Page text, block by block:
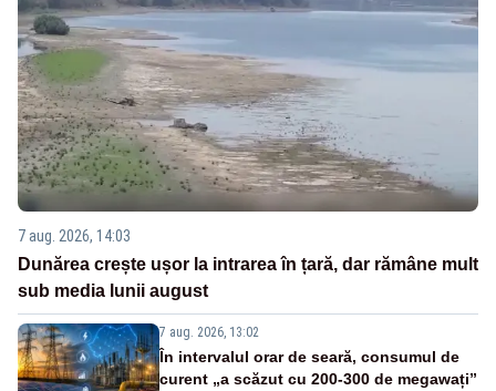
7 aug. 2026, 14:03
Dunărea crește ușor la intrarea în țară, dar rămâne mult
sub media lunii august
7 aug. 2026, 13:02
În intervalul orar de seară, consumul de
curent „a scăzut cu 200-300 de megawați”